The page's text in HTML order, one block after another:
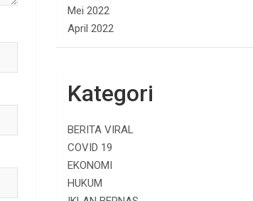
Mei 2022
April 2022
Kategori
BERITA VIRAL
COVID 19
EKONOMI
HUKUM